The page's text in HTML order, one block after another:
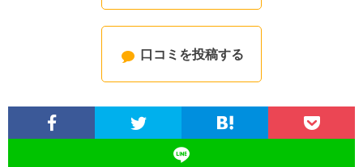
口コミを投稿する